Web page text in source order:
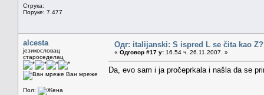
Струка:
Поруке: 7.477
alcesta
језикословац
староседелац
Ван мреже
Пол:
Одг: italijanski: S ispred L se čita kao
« Одговор #17 у: 16.54 ч. 26.11.2007. »
Da, evo sam i ja pročeprkala i našla da se